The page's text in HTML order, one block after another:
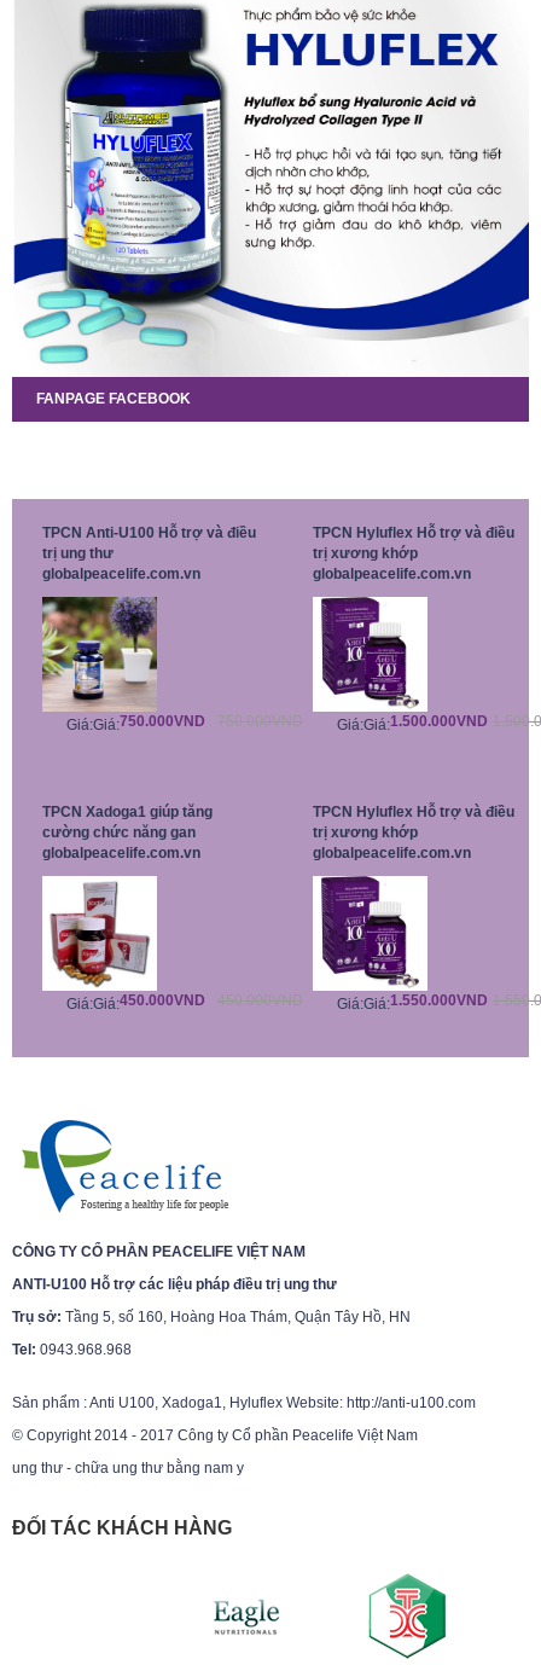
FANPAGE FACEBOOK
TPCN Anti-U100 Hỗ trợ và điều
trị ung thư
globalpeacelife.com.vn
Giá:Giá:750.000VND 750.000VND
TPCN Hyluflex Hỗ trợ và điều
trị xương khớp
globalpeacelife.com.vn
Giá:Giá:1.500.000VND
TPCN Xadoga1 giúp tăng
cường chức năng gan
globalpeacelife.com.vn
Giá:Giá:450.000VND 450.000VND
TPCN Hyluflex Hỗ trợ và điều
trị xương khớp
globalpeacelife.com.vn
Giá:Giá:1.550.000VND
CÔNG TY CỔ PHẦN PEACELIFE VIỆT NAM
ANTI-U100 Hỗ trợ các liệu pháp điều trị ung thư
Trụ sở: Tầng 5, số 160, Hoàng Hoa Thám, Quận Tây Hồ, HN
Tel: 0943.968.968
Sản phẩm : Anti U100, Xadoga1, Hyluflex Website: http://anti-u100.com
© Copyright 2014 - 2017 Công ty Cổ phần Peacelife Việt Nam
ung thư - chữa ung thư bằng nam y
ĐỐI TÁC KHÁCH HÀNG